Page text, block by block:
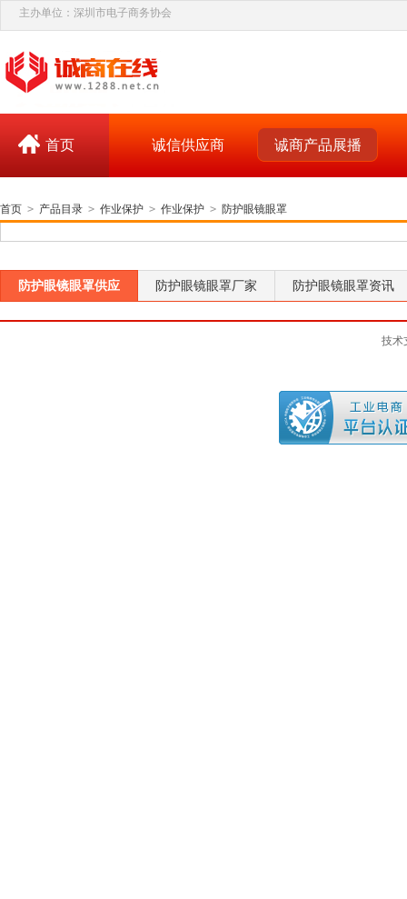
主办单位：深圳市电子商务协会
首页 诚信供应商 诚商产品展播
首页 > 产品目录 > 作业保护 > 作业保护 > 防护眼镜眼罩
防护眼镜眼罩供应 防护眼镜眼罩厂家 防护眼镜眼罩资讯
技术